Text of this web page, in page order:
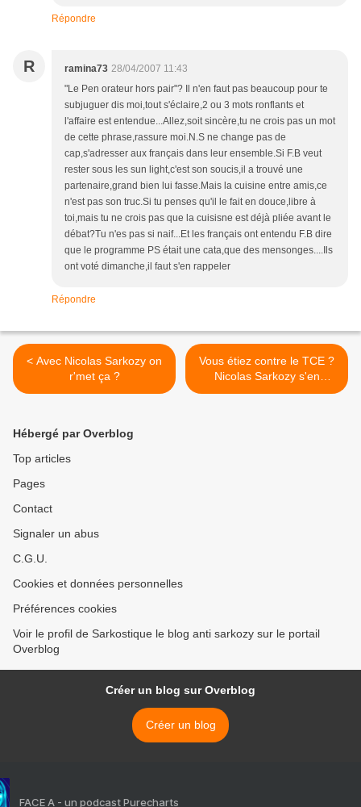
Répondre
R ramina73 28/04/2007 11:43
"Le Pen orateur hors pair"? Il n'en faut pas beaucoup pour te
subjuguer dis moi,tout s'éclaire,2 ou 3 mots ronflants et
l'affaire est entendue...Allez,soit sincère,tu ne crois pas un mot
de cette phrase,rassure moi.N.S ne change pas de
cap,s'adresser aux français dans leur ensemble.Si F.B veut
rester sous les sun light,c'est son soucis,il a trouvé une
partenaire,grand bien lui fasse.Mais la cuisine entre amis,ce
n'est pas son truc.Si tu penses qu'il le fait en douce,libre à
toi,mais tu ne crois pas que la cuisisne est déjà pliée avant le
débat?Tu n'es pas si naif...Et les français ont entendu F.B dire
que le programme PS était une cata,que des mensonges....Ils
ont voté dimanche,il faut s'en rappeler
Répondre
< Avec Nicolas Sarkozy on
r'met ça ?
Vous étiez contre le TCE ?
Nicolas Sarkozy s'en
moque Royalement ! >
Hébergé par Overblog
Top articles
Pages
Contact
Signaler un abus
C.G.U.
Cookies et données personnelles
Préférences cookies
Voir le profil de Sarkostique le blog anti sarkozy sur le portail
Overblog
Créer un blog sur Overblog
Créer un blog
FACE A - un podcast Purecharts